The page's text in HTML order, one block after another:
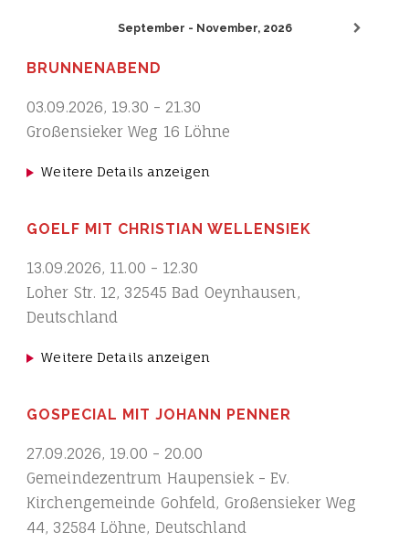
September - November, 2026
BRUNNENABEND
03.09.2026, 19.30 - 21.30
Großensieker Weg 16 Löhne
Weitere Details anzeigen
GOELF MIT CHRISTIAN WELLENSIEK
13.09.2026, 11.00 - 12.30
Loher Str. 12, 32545 Bad Oeynhausen,
Deutschland
Weitere Details anzeigen
GOSPECIAL MIT JOHANN PENNER
27.09.2026, 19.00 - 20.00
Gemeindezentrum Haupensiek - Ev.
Kirchengemeinde Gohfeld, Großensieker Weg
44, 32584 Löhne, Deutschland